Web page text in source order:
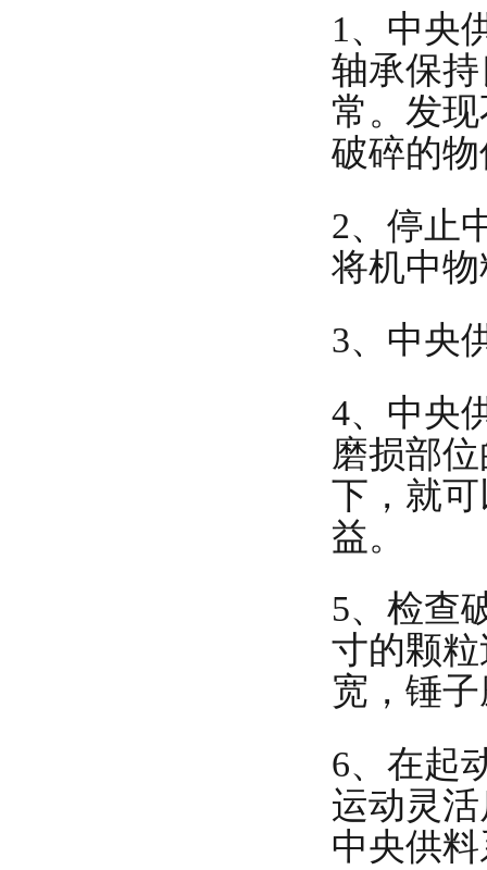
1、中央
轴承保
常。发
破碎的
2、停止
将机中
3、中央
4、中央
磨损部
下，就
益。
5、检查
寸的颗
宽，锤
6、在起
运动灵
中央供